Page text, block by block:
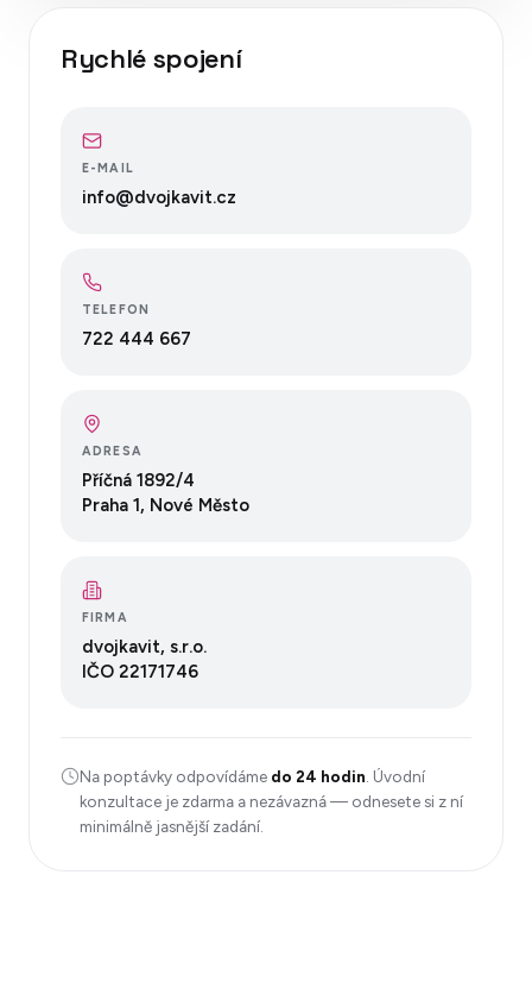
Rychlé spojení
E-MAIL
info@dvojkavit.cz
TELEFON
722 444 667
ADRESA
Příčná 1892/4
Praha 1, Nové Město
FIRMA
dvojkavit, s.r.o.
IČO 22171746
Na poptávky odpovídáme do 24 hodin . Úvodní
konzultace je zdarma a nezávazná — odnesete si z ní
minimálně jasnější zadání.